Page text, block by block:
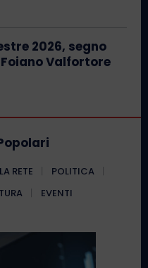
2026, segno
Valfortore
RETE
POLITICA
EVENTI